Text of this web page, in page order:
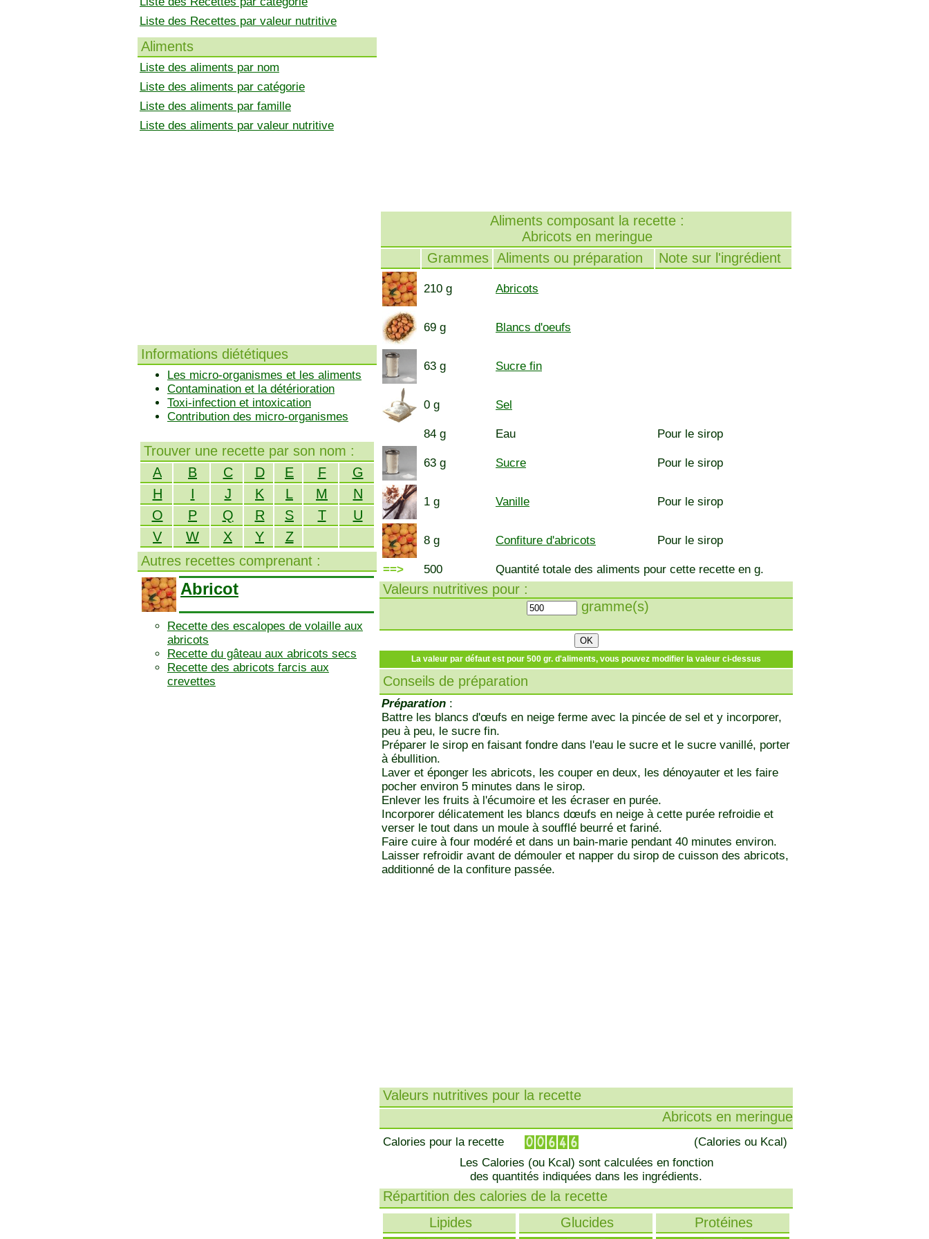
Liste des Recettes par valeur nutritive
Aliments
Liste des aliments par nom
Liste des aliments par catégorie
Liste des aliments par famille
Liste des aliments par valeur nutritive
Informations diététiques
Les micro-organismes et les aliments
Contamination et la détérioration
Toxi-infection et intoxication
Contribution des micro-organismes
Trouver une recette par son nom :
A
B C D E F
G
H
I J K L M
N
O
P Q R S T
U
V
W X Y
Z
Autres recettes comprenant :
Abricot
Recette des escalopes de volaille aux
abricots
Recette du gâteau aux abricots secs
Recette des abricots farcis aux
crevettes
Aliments composant la recette :
Abricots en meringue
Grammes Aliments ou préparation Note sur l'ingrédient
210 g Abricots
69 g Blancs d'oeufs
63 g Sucre fin
0 g Sel
84 g Eau Pour le sirop
63 g Sucre Pour le sirop
1 g Vanille Pour le sirop
8 g Confiture d'abricots Pour le sirop
==> 500 Quantité totale des aliments pour cette recette en g.
Valeurs nutritives pour :
gramme(s)
La valeur par défaut est pour 500 gr. d'aliments, vous pouvez modifier la valeur ci-dessus
Conseils de préparation
Préparation :
Battre les blancs d'œufs en neige ferme avec la pincée de sel et y incorporer,
peu à peu, le sucre fin.
Préparer le sirop en faisant fondre dans l'eau le sucre et le sucre vanillé, porter
à ébullition.
Laver et éponger les abricots, les couper en deux, les dénoyauter et les faire
pocher environ 5 minutes dans le sirop.
Enlever les fruits à l'écumoire et les écraser en purée.
Incorporer délicatement les blancs dœufs en neige à cette purée refroidie et
verser le tout dans un moule à soufflé beurré et fariné.
Faire cuire à four modéré et dans un bain-marie pendant 40 minutes environ.
Laisser refroidir avant de démouler et napper du sirop de cuisson des abricots,
additionné de la confiture passée.
Valeurs nutritives pour la recette
Abricots en meringue
Calories pour la recette
(Calories ou Kcal)
Les Calories (ou Kcal) sont calculées en fonction
des quantités indiquées dans les ingrédients.
Répartition des calories de la recette
Lipides
Glucides Protéines